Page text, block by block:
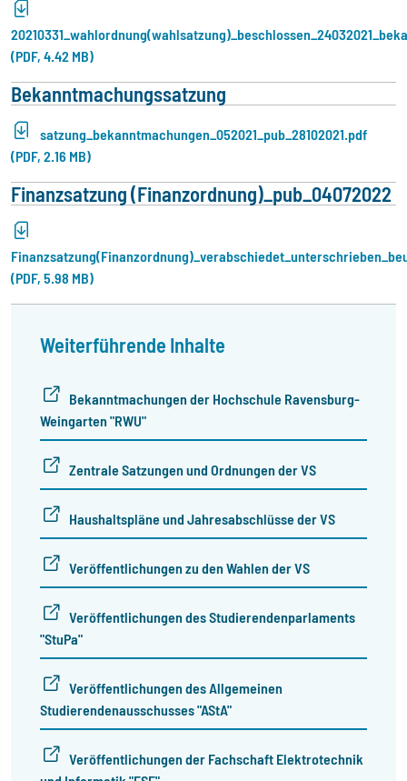
(PDF, 4.42 MB)
Bekanntmachungssatzung
satzung_bekanntmachungen_052021_pub_28102021.pdf
(PDF, 2.16 MB)
Finanzsatzung (Finanzordnung)_pub_04072022
(PDF, 5.98 MB)
Weiterführende Inhalte
Bekanntmachungen der Hochschule Ravensburg-
Weingarten "RWU"
Zentrale Satzungen und Ordnungen der VS
Haushaltspläne und Jahresabschlüsse der VS
Veröffentlichungen zu den Wahlen der VS
Veröffentlichungen des Studierendenparlaments
"StuPa"
Veröffentlichungen des Allgemeinen
Studierendenausschusses "AStA"
Veröffentlichungen der Fachschaft Elektrotechnik